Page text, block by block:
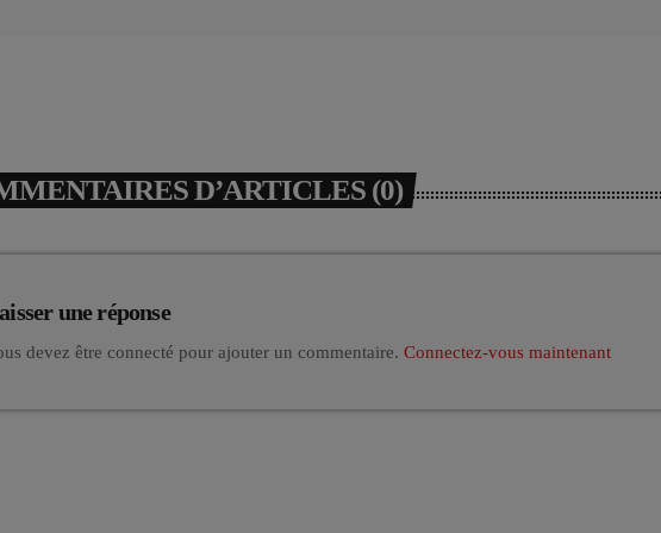
D’ARTICLES (0)
une réponse
devez être connecté pour ajouter un commentaire. Connectez-vous maintenant